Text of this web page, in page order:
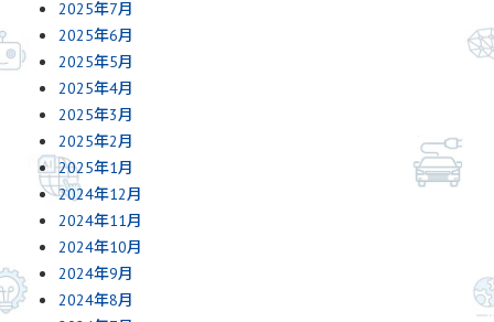
2025年7月
2025年6月
2025年5月
2025年4月
2025年3月
2025年2月
2025年1月
2024年12月
2024年11月
2024年10月
2024年9月
2024年8月